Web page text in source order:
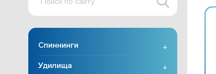
сайту
Спиннинги
+
Удилища
+